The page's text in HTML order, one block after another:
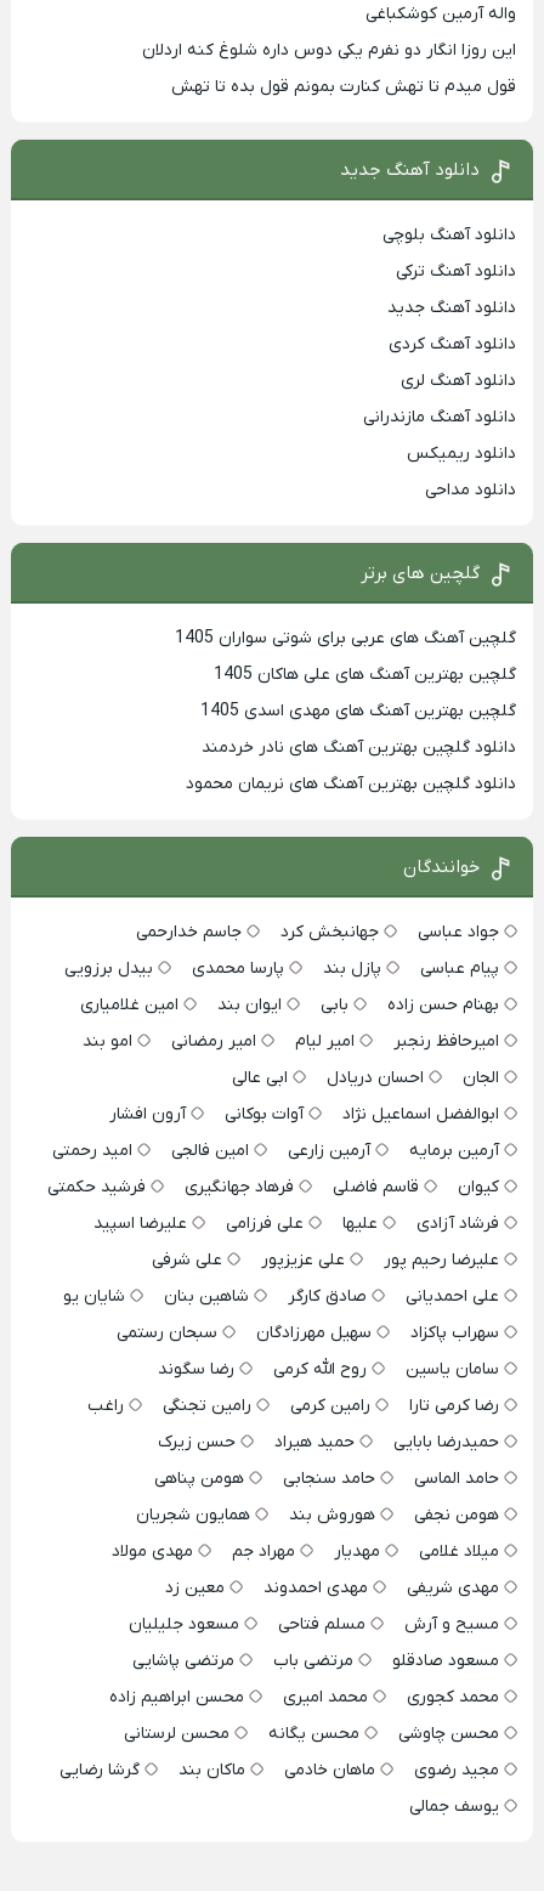
واله آرمین کوشکباغی
این روزا انگار دو نفرم یکی دوس داره شلوغ کنه اردلان
قول میدم تا تهش کنارت بمونم قول بده تا تهش
دانلود آهنگ جدید
دانلود آهنگ بلوچی
دانلود آهنگ ترکی
دانلود آهنگ جدید
دانلود آهنگ کردی
دانلود آهنگ لری
دانلود آهنگ مازندرانی
دانلود ریمیکس
دانلود مداحی
گلچین های برتر
گلچین آهنگ های عربی برای شوتی سواران 1405
گلچین بهترين آهنگ های علی هاکان 1405
گلچین بهترین آهنگ های مهدی اسدی 1405
دانلود گلچین بهترین آهنگ های نادر خردمند
دانلود گلچین بهترین آهنگ های نریمان محمود
خوانندگان
جواد عباسی جهانبخش کرد
جاسم خدارحمی
پیام عباسی
پازل بند پارسا محمدی
بیدل برزویی
بهنام حسن زاده
بابی ایوان بند
امین غلامیاری
امیرحافظ رنجبر
امیر لیام امیر رمضانی
امو بند
الجان
احسان دریادل
ابی عالی
ابوالفضل اسماعیل نژاد
آوات بوکانی
آرون افشار
آرمین برمایه
آرمین زارعی امین فالجی
امید رحمتی
کیوان
قاسم فاضلی فرهاد جهانگیری
فرشید حکمتی
فرشاد آزادی
علیها علی فرزامی
علیرضا اسپید
علیرضا رحیم پور
علی عزیزپور
علی شرفی
علی احمدیانی
صادق کارگر شاهین بنان
شایان یو
سهراب پاکزاد
سهیل مهرزادگان
سبحان رستمی
سامان یاسین
روح الله کرمی
رضا سگوند
رضا کرمی تارا
رامین کرمی رامین تجنگی
راغب
حمیدرضا بابایی
حمید هیراد
حسن زیرک
حامد الماسی
حامد سنجابی
هومن پناهی
هومن نجفی
هوروش بند
همایون شجریان
میلاد غلامی
مهدیار مهراد جم
مهدی مولاد
مهدی شریفی
مهدی احمدوند
معین زد
مسیح و آرش
مسلم فتاحی
مسعود جلیلیان
مسعود صادقلو
مرتضی باب
مرتضی پاشایی
محمد کجوری
محمد امیری
محسن ابراهیم زاده
محسن چاوشی
محسن یگانه
محسن لرستانی
مجید رضوی
ماهان خادمی ماکان بند
گرشا رضایی
یوسف جمالی